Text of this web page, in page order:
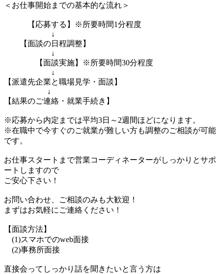
＜お仕事開始までの基本的な流れ＞
【応募する】※所要時間1分程度
↓
【面談の日程調整】
↓
【面談実施】※所要時間30分程度
↓
【派遣先企業と職場見学・面談】
↓
【結果のご連絡・就業手続き】
※応募から内定までは平均3日～2週間ほどになります。
※在職中で今すぐのご就業が難しい方も調整のご相談が可能
です。
お仕事スタートまで営業コーディネーターがしっかりとサポ
ートしますので
ご安心下さい！
お問い合わせ、ご相談のみも大歓迎！
まずはお気軽にご連絡ください！
【面談方法】
(1)スマホでのweb面接
(2)事務所面接
直接会ってしっかり話を聞きたいと言う方は